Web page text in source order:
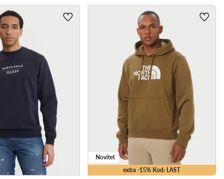
extra -15% Kod: LAST
Novitet